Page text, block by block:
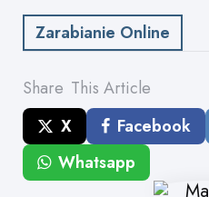
Zarabianie Online
Share This Article
X
Facebook
Whatsapp